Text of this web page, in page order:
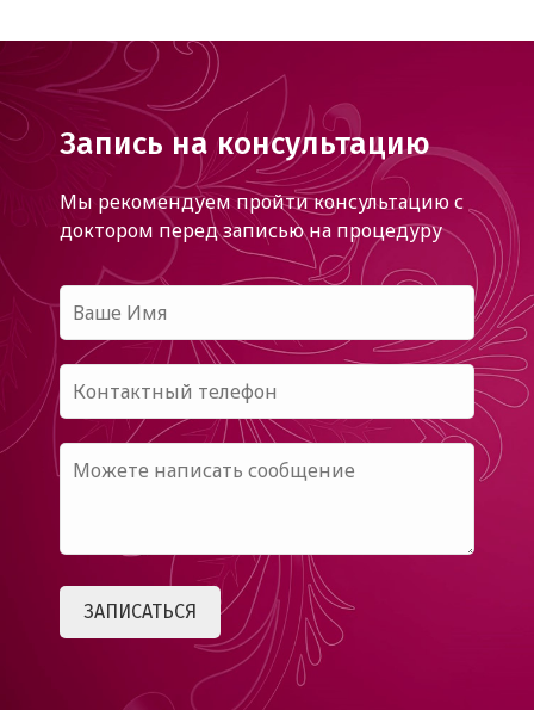
Запись на консультацию
Мы рекомендуем пройти консультацию с
доктором перед записью на процедуру